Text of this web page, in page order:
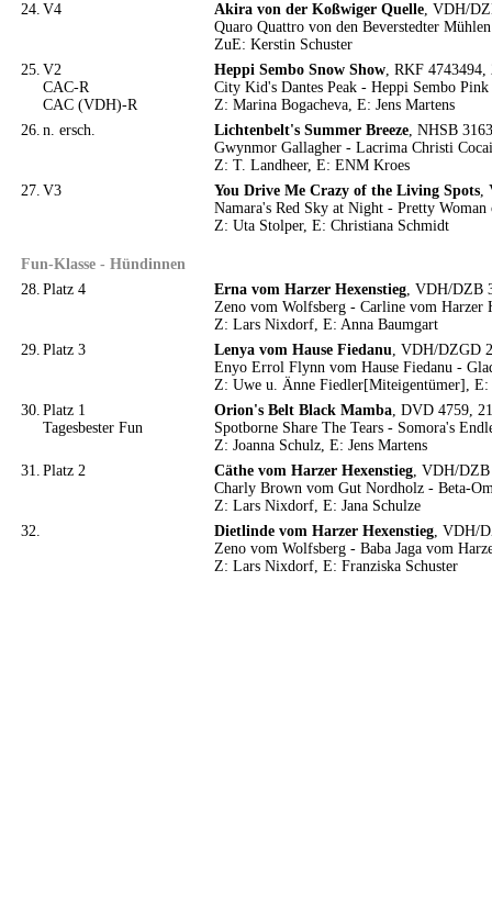
24. V4 Akira von der Koßwiger Quelle, VDH/
Quaro Quattro von den Beverstedter
ZuE: Kerstin Schuster
25. V2
CAC-R
CAC (VDH)-R
Heppi Sembo Snow Show, RKF 4743494,
City Kid's Dantes Peak - Heppi Sembo Pink
Z: Marina Bogacheva, E: Jens Martens
26. n. ersch. Lichtenbelt's Summer Breeze, NHSB
Gwynmor Gallagher - Lacrima Christi
Z: T. Landheer, E: ENM Kroes
27. V3 You Drive Me Crazy of the Living Spots,
Namara's Red Sky at Night - Pretty
Z: Uta Stolper, E: Christiana Schmidt
Fun-Klasse - Hündinnen
28. Platz 4 Erna vom Harzer Hexenstieg, VDH/DZB
Zeno vom Wolfsberg - Carline vom Harzer
Z: Lars Nixdorf, E: Anna Baumgart
29. Platz 3 Lenya vom Hause Fiedanu, VDH/DZGD
Enyo Errol Flynn vom Hause Fiedanu -
Z: Uwe u. Änne Fiedler[Miteigentümer], E:
30. Platz 1
Tagesbester Fun
Orion's Belt Black Mamba, DVD 4759,
Spotborne Share The Tears - Somora's
Z: Joanna Schulz, E: Jens Martens
31. Platz 2 Cäthe vom Harzer Hexenstieg, VDH/DZB
Charly Brown vom Gut Nordholz - Beta-
Z: Lars Nixdorf, E: Jana Schulze
32.
Dietlinde vom Harzer Hexenstieg, VDH/
Zeno vom Wolfsberg - Baba Jaga vom
Z: Lars Nixdorf, E: Franziska Schuster